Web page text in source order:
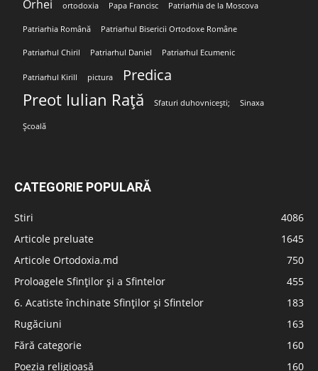
Orhei ortodoxia Papa Francisc Patriarhia de la Moscova
Patriarhia Română Patriarhul Bisericii Ortodoxe Române
Patriarhul Chiril Patriarhul Daniel Patriarhul Ecumenic
Patriarhul Kirill pictura Predica
Preot Iulian Rață Sfaturi duhovnicești; Sinaxa
Școală
CATEGORIE POPULARĂ
Stiri
4086
Articole preluate
1645
Articole Ortodoxia.md
750
Proloagele Sfinților și a Sfintelor
455
6. Acatiste închinate Sfinților și Sfintelor
183
Rugăciuni
163
Fără categorie
160
Poezia religioasă
160